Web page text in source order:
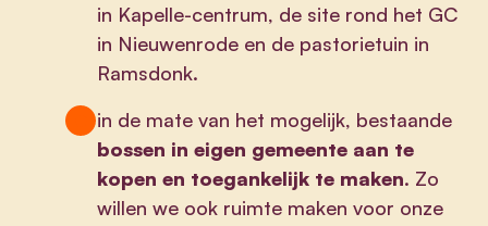
in Kapelle-centrum, de site rond het GC
in Nieuwenrode en de pastorietuin in
Ramsdonk.
in de mate van het mogelijk, bestaande
bossen in eigen gemeente aan te
kopen en toegankelijk te maken. Zo
willen we ook ruimte maken voor onze